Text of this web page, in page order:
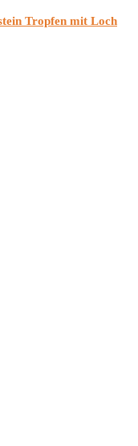
Tropfen mit Loch